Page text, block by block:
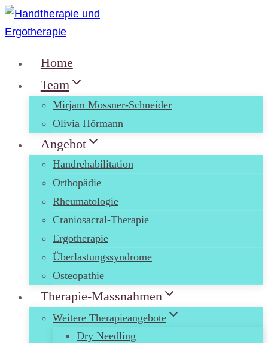
Zum
Inhalt
Home
Team
Mirjam Mossner-Schneider
Olivia Hörmann
Angebot
Handrehabilitation
Orthopädie
Rheumatologie
Craniosacral-Therapie
Ergotherapie
Überlastungssyndrome
Osteopathie
Therapie-Massnahmen
Weitere Therapieangebote
Dry Needling